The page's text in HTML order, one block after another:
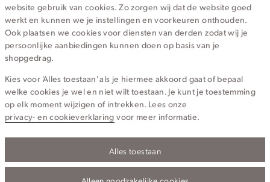
Service
Wij zijn Cotton Club
Topcategorieën voor jou
Privacy- en cookieverklaringAlgemene Voorwaarden
website gebruik van cookies. Zo zorgen wij dat de website goed
werkt en kunnen we je instellingen en voorkeuren onthouden.
Ook plaatsen we cookies voor diensten van derden zodat wij je
persoonlijke aanbiedingen kunnen doen op basis van je
shopgedrag.
Kies voor 'Alles toestaan' als je hiermee akkoord gaat of bepaal
welke cookies je wel en niet wilt toestaan. Je kunt je toestemming
op elk moment wijzigen of intrekken. Lees onze
privacy- en cookieverklaring voor meer informatie.
Alles toestaan